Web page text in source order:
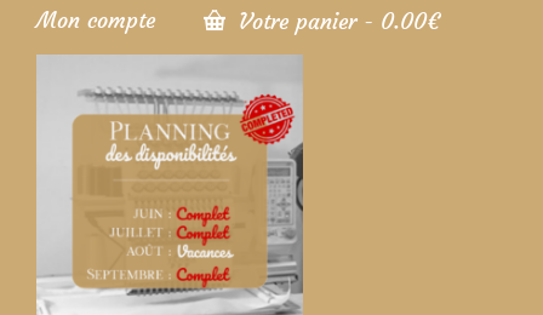
Mon compte Votre panier - 0.00€